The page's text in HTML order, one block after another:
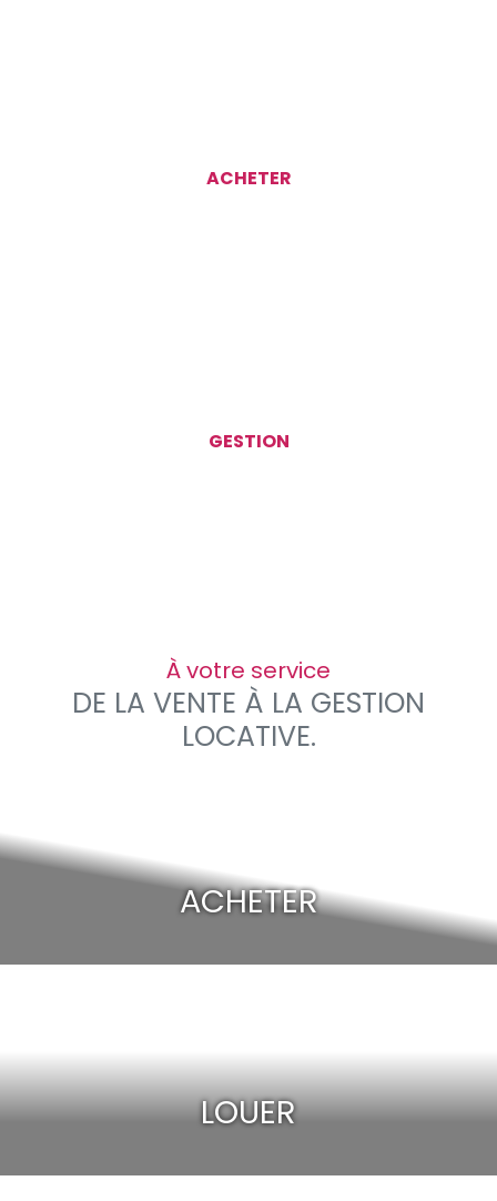
ACHETER
GESTION
À votre service
DE LA VENTE À LA GESTION
LOCATIVE.
ACHETER
LOUER